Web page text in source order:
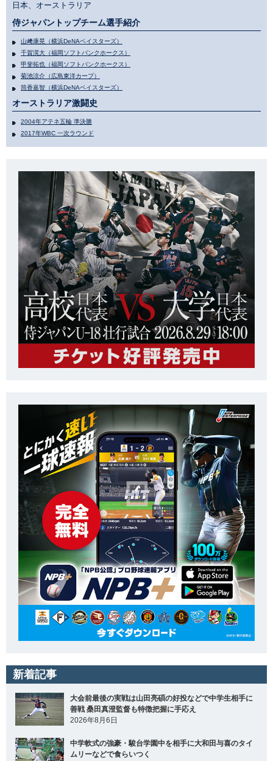
日本、オーストラリア
侍ジャパントップチーム選手紹介
山﨑康晃（横浜DeNAベイスターズ）
千賀滉大（福岡ソフトバンクホークス）
甲斐拓也（福岡ソフトバンクホークス）
菊池涼介（広島東洋カープ）
筒香嘉智（横浜DeNAベイスターズ）
オーストラリア激闘史
2004年アテネ五輪 準決勝
2017年WBC 一次ラウンド
新着記事
大会前最後の実戦は山田亮碩の好投などで中学生相手に
善戦 桑田真澄監督も特徴把握に手応え
2026年8月6日
中学軟式の強豪・駿台学園中を相手に大和田与喜のタイ
ムリーなどで食らいつく